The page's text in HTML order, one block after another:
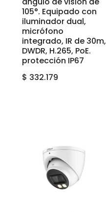
105°. Equipado con
iluminador dual,
micrófono
integrado, IR de 30m,
DWDR, H.265, PoE.
protección IP67
$ 332.179